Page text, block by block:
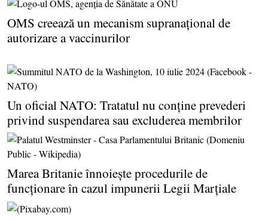
OMS creează un mecanism supranaţional de
autorizare a vaccinurilor
Un oficial NATO: Tratatul nu conţine prevederi
privind suspendarea sau excluderea membrilor
Marea Britanie înnoieşte procedurile de
funcţionare în cazul impunerii Legii Marţiale